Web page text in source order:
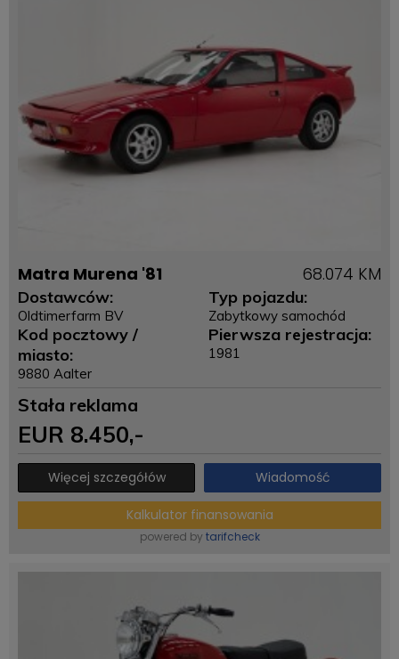
Matra Murena '81 68.074 KM
Dostawców:
Oldtimerfarm BV
Kod pocztowy /
miasto:
9880 Aalter
Typ pojazdu:
Zabytkowy samochód
Pierwsza rejestracja:
1981
Stała reklama
EUR 8.450,-
Więcej szczegółów Wiadomość
Kalkulator finansowania
powered by tarifcheck